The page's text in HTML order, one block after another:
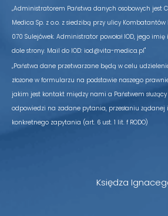
„Administratorem Państwa danych osobowych jest
Medica Sp. z o.o. z siedzibą przy ulicy
070 Sulejówek. Administrator powołał IOD, jego
dole strony. Mail do IOD: iod@vita-medica.pl"
„Państwa dane przetwarzane będą w celu
złożone w formularzu na podstawie naszego
jakim jest kontakt między nami a Państwem
odpowiedzi na zadane pytania, przesłaniu
konkretnego zapytania (art. 6 ust. 1 lit. f RODO)
Księdza